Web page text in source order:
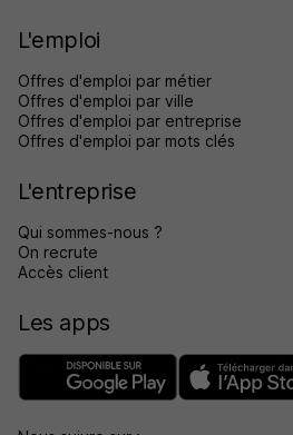
L'emploi
Offres d'emploi par métier
Offres d'emploi par ville
Offres d'emploi par entreprise
Offres d'emploi par mots clés
L'entreprise
Qui sommes-nous ?
On recrute
Accès client
Les apps